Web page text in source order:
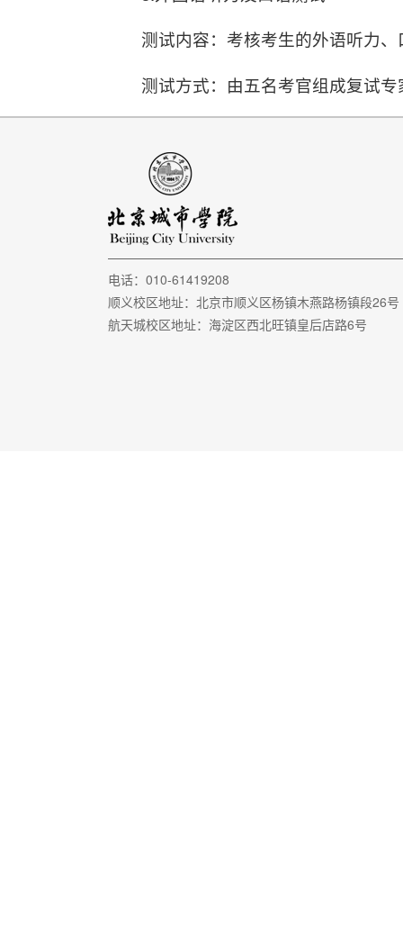
测试内容：考核考生的外语听力
测试方式：由五名考官组成复试
电话：010-61419208
顺义校区地址：北京市顺义区杨镇木燕路杨镇段26
航天城校区地址：海淀区西北旺镇皇后店路6号